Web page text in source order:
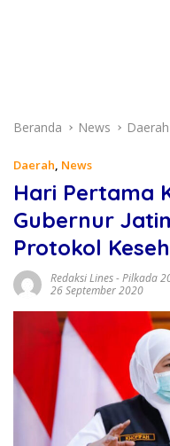
Beranda News Daerah
Daerah, News
Hari Pertama
Gubernur
Protokol
Redaksi Lines-Pilkada
26 September 2020